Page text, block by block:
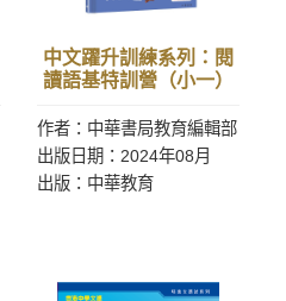
中文躍升訓練系列：閱
讀語基特訓營（小一）
作者：中華書局教育編輯部
出版日期：2024年08月
出版：中華教育